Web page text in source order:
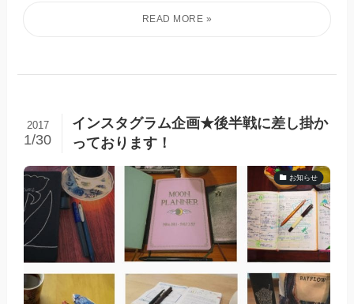
インスタグラム企画★後半戦に差し掛か
っております！
2017
1/30
お知らせ